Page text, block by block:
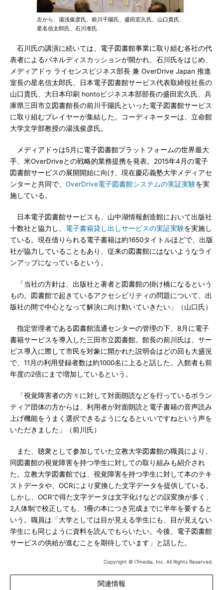
左から、湯浅俊彦氏、前川千陽氏、盛田宏久氏、山口貴氏、
星名信太郎氏、石川准氏
石川氏の講演に続いては、電子図書館事業に取り組む各社の代
表者によるパネルディスカッションが開かれ、石川氏をはじめ、
メディアドゥ ライセンスビジネス部長 兼 OverDrive Japan 推進
室長の星名信太郎氏、日本電子図書館サービス代表取締役社長の
山口貴氏、大日本印刷 hontoビジネス本部部長の盛田宏久氏、兵
庫県三田市立図書館長の前川千陽氏といった電子図書館サービス
に取り組むプレイヤーが集結した。コーディネーターは、立命館
大学文学部教授の湯浅俊彦氏。
メディアドゥは5月に電子図書館プラットフォームの世界最大
手、米OverDriveとの戦略的業務提携を発表。2015年4月の電子
図書館サービスの展開開始に向け、現在慶応義塾大学メディアセ
ンターと共同で、 OverDrive電子図書館システムの実証実験を実
施している。
日本電子図書館サービスも、山中湖情報創造館において出版社
十数社と協力し、 電子書籍貸し出しサービスの実証実験を実施し
ている。現在借りられる電子書籍は約1650タイトルほどで、出版
社が協力していることもあり、従来の図書館にはないようなライ
ンアップになっているという。
「当社の方針は、出版社と著者と図書館の掛け橋になるという
もの。図書館で起きているアクセシビリティの問題について、出
版社の間で中心となって解決に向け動いていきたい」（山口氏）
指定管理者である図書館流通センターの管理の下、8月に電子
書籍サービスを導入した三田市立図書館。館長の前川氏は、サー
ビス導入に際して市民を対象に開かれた説明会はどの回も大盛況
で、11月の利用登録者数は約1000名に上ると話した。入館者も前
年度の2倍にまで増加しているという。
「視覚障害者の方々に対して対面朗読などを行っているボラン
ティア団体の方からは、利用者が対面朗読と電子書籍の音声読み
上げ機能をうまく選択できるようになるといいですねという声を
いただきました」（前川氏）
また、聴衆として参加していた立教大学図書館の職員により、
同図書館の視覚障害を持つ学生に対しての取り組みも紹介され
た。立教大学図書館では、視覚障害を持つ学生に対して本のテキ
ストデータや、OCRにより変換した文字データを提供している。
しかし、OCRで得た文字データは文字化けなどの誤変換が多く、
2人体制で校正しても、1冊の本につき完成までに半年を要すると
いう。職員は「大学としては目が見える学生にも、目が見えない
学生にも同じように資料を読んでもらいたい。今後、電子図書館
サービスの供給が進むことを期待しています」と話した。
Copyright © ITmedia, Inc. All Rights Reserved.
関連情報